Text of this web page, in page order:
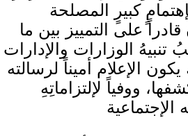
كبيرٍ المصلحة
على التمييز بين ما
الوزارات والإدارات
يكون الإعلام أميناً لرسالته
ووفياً لإلتزاماتِهِ